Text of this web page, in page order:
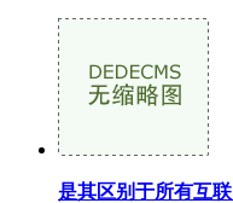
是其区别于所有互